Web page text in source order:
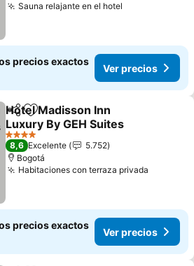
Sauna relajante en el hotel
precios exactos
Ver precios
CompartirAgregar a favoritos
Hotel Madisson Inn
Luxury By GEH Suites
Ver precios
4 Estrellas
8,6 Excelente
5.752
Bogotá
Habitaciones con terraza privada
precios exactos
Ver precios